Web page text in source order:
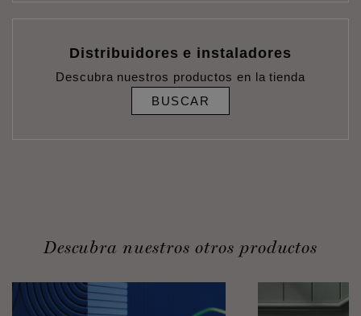
Distribuidores e instaladores
Descubra nuestros productos en la tienda
BUSCAR
Descubra nuestros otros productos